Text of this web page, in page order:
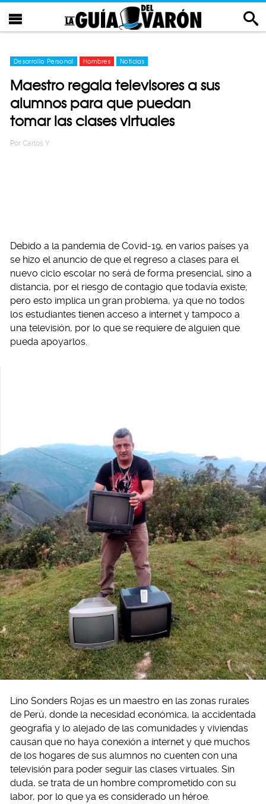
Desarrollo Personal Hombres Noticias
Maestro regala televisores a sus
alumnos para que puedan
tomar las clases virtuales
Por Carlos Y
Debido a la pandemia de Covid-19, en varios países ya
se hizo el anuncio de que el regreso a clases para el
nuevo ciclo escolar no será de forma presencial, sino a
distancia, por el riesgo de contagio que todavía existe;
pero esto implica un gran problema, ya que no todos
los estudiantes tienen acceso a internet y tampoco a
una televisión, por lo que se requiere de alguien que
pueda apoyarlos.
Lino Sonders Rojas es un maestro en las zonas rurales
de Perú, donde la necesidad económica, la accidentada
geografía y lo alejado de las comunidades y viviendas
causan que no haya conexión a internet y que muchos
de los hogares de sus alumnos no cuenten con una
televisión para poder seguir las clases virtuales. Sin
duda, se trata de un hombre comprometido con su
labor, por lo que ya es considerado un héroe.